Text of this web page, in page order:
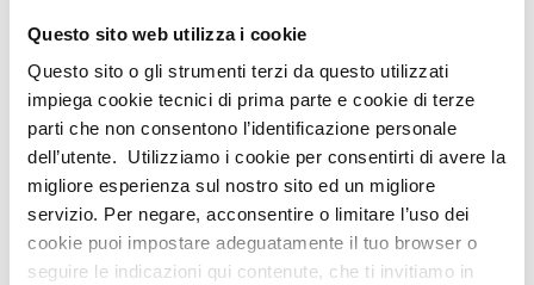
Questo sito web utilizza i cookie
Questo sito o gli strumenti terzi da questo utilizzati
impiega cookie tecnici di prima parte e cookie di terze
parti che non consentono l’identificazione personale
dell’utente. Utilizziamo i cookie per consentirti di avere la
migliore esperienza sul nostro sito ed un migliore
servizio. Per negare, acconsentire o limitare l’uso dei
cookie puoi impostare adeguatamente il tuo browser o
seguire le indicazioni qui contenute, che ti invitiamo in